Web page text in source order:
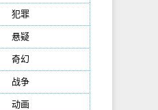
犯罪
悬疑
奇幻
战争
动画